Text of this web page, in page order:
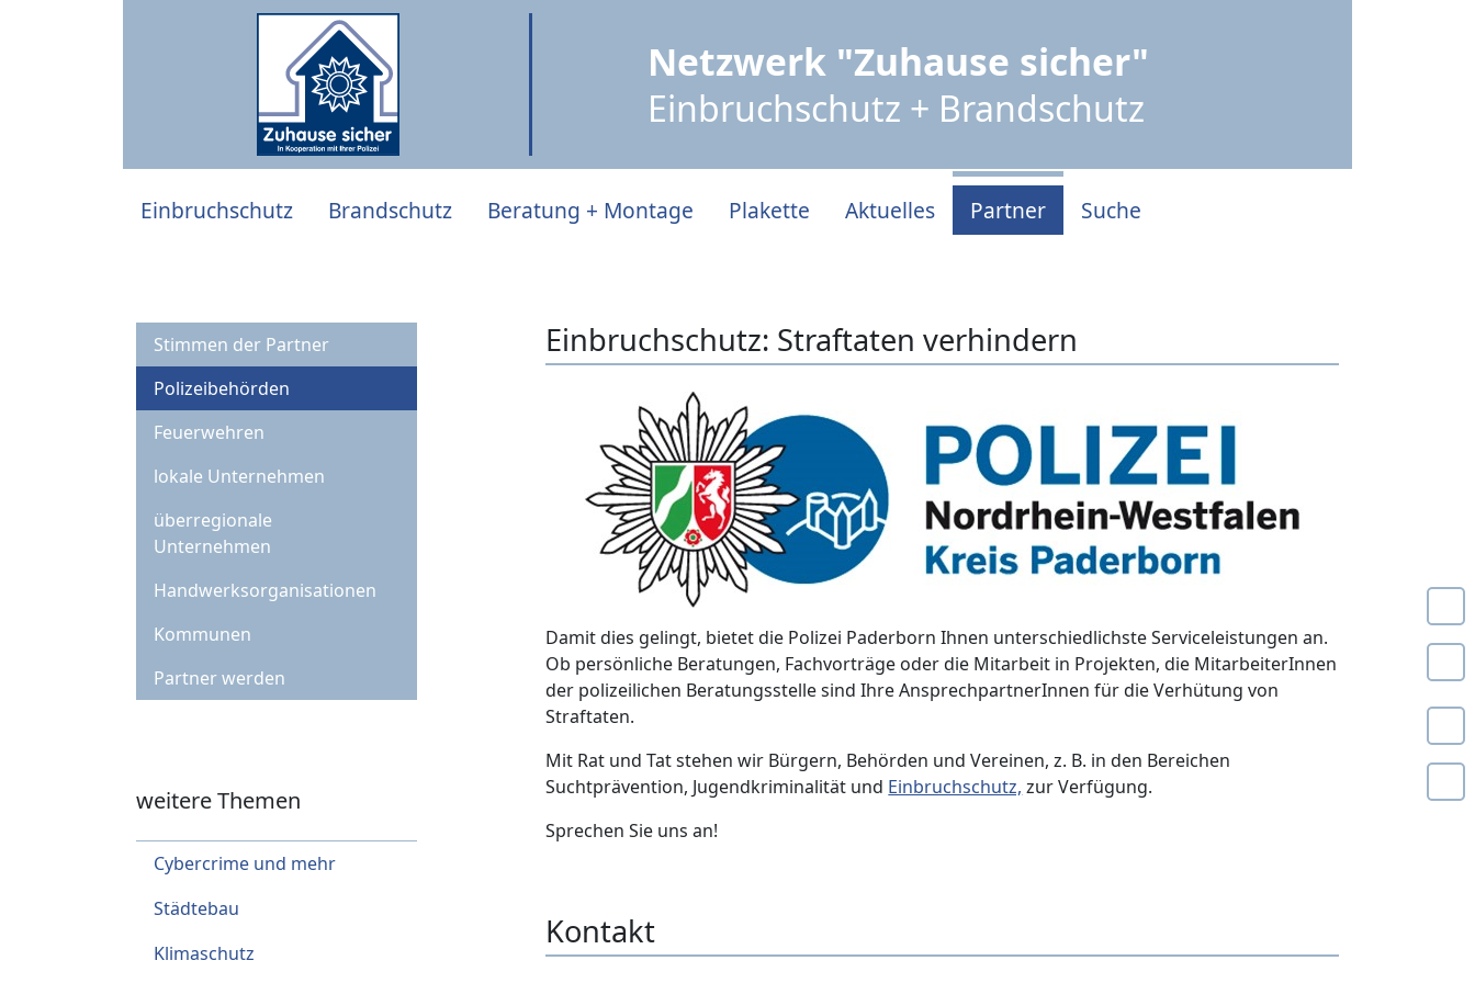
Netzwerk "Zuhause sicher"
Einbruchschutz + Brandschutz
Einbruchschutz Brandschutz Beratung + Montage Plakette Aktuelles Partner Suche
Stimmen der Partner
Polizeibehörden
Feuerwehren
lokale Unternehmen
überregionale
Unternehmen
Handwerksorganisationen
Kommunen
Partner werden
Einbruchschutz: Straftaten verhindern
Damit dies gelingt, bietet die Polizei Paderborn Ihnen unterschiedlichste Serviceleistungen an.
Ob persönliche Beratungen, Fachvorträge oder die Mitarbeit in Projekten, die MitarbeiterInnen
der polizeilichen Beratungsstelle sind Ihre AnsprechpartnerInnen für die Verhütung von
Straftaten.
Mit Rat und Tat stehen wir Bürgern, Behörden und Vereinen, z. B. in den Bereichen
Suchtprävention, Jugendkriminalität und Einbruchschutz, zur Verfügung.
Sprechen Sie uns an!
Kontakt
weitere Themen
Cybercrime und mehr
Städtebau
Klimaschutz